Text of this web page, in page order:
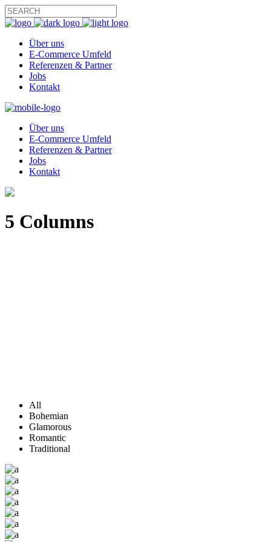
Über uns
E-Commerce Umfeld
Referenzen & Partner
Jobs
Kontakt
Über uns
E-Commerce Umfeld
Referenzen & Partner
Jobs
Kontakt
5 Columns
All
Bohemian
Glamorous
Romantic
Traditional